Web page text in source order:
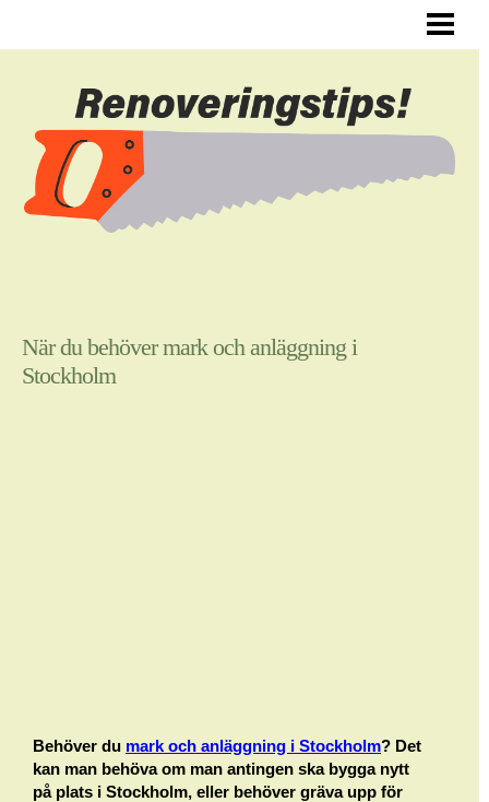
RENOVERA DIN HALL
RENOVERA SJÄLV
BLOGG
När du behöver mark och anläggning i
Stockholm
Behöver du mark och anläggning i Stockholm? Det
kan man behöva om man antingen ska bygga nytt
på plats i Stockholm, eller behöver gräva upp för